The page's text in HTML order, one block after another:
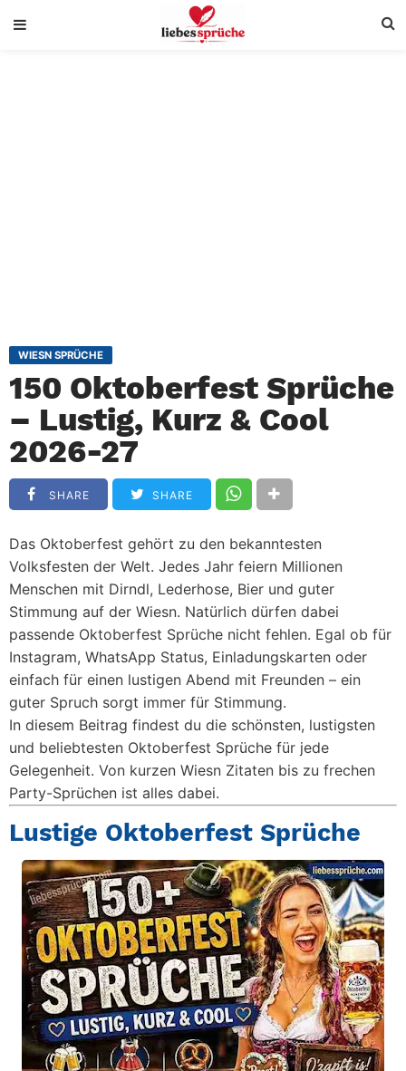
WIESN SPRÜCHE
150 Oktoberfest Sprüche
– Lustig, Kurz & Cool
2026-27
SHARE SHARE
Das Oktoberfest gehört zu den bekanntesten
Volksfesten der Welt. Jedes Jahr feiern Millionen
Menschen mit Dirndl, Lederhose, Bier und guter
Stimmung auf der Wiesn. Natürlich dürfen dabei
passende Oktoberfest Sprüche nicht fehlen. Egal ob für
Instagram, WhatsApp Status, Einladungskarten oder
einfach für einen lustigen Abend mit Freunden – ein
guter Spruch sorgt immer für Stimmung.
In diesem Beitrag findest du die schönsten, lustigsten
und beliebtesten Oktoberfest Sprüche für jede
Gelegenheit. Von kurzen Wiesn Zitaten bis zu frechen
Party-Sprüchen ist alles dabei.
Lustige Oktoberfest Sprüche